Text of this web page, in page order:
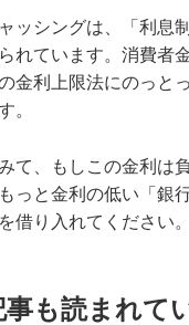
ッシングは、「利息
れています。消費者
金利上限法にのっと
。
て、もしこの金利は
っと金利の低い「銀
借り入れてください。
事も読まれて